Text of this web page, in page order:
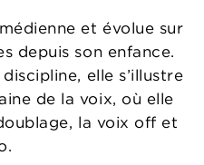
et évolue sur
depuis son enfance.
elle s’illustre
de la voix, où elle
la voix off et